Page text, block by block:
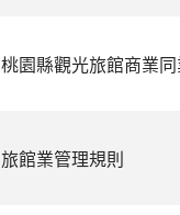
桃園縣觀光旅館商業
旅館業管理規則